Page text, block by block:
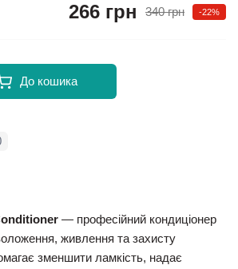
340 грн -22%
266 грн
До кошика
— професійний кондиціонер
живлення та захисту
зменшити ламкість, надає